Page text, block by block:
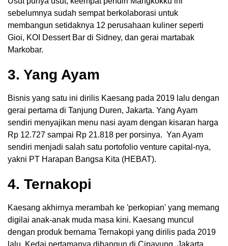
sebelumnya sudah sempat berkolaborasi untuk
membangun setidaknya 12 perusahaan kuliner seperti
Gioi, KOI Dessert Bar di Sidney, dan gerai martabak
Markobar.
3. Yang Ayam
Bisnis yang satu ini dirilis Kaesang pada 2019 lalu dengan
gerai pertama di Tanjung Duren, Jakarta. Yang Ayam
sendiri menyajikan menu nasi ayam dengan kisaran harga
Rp 12.727 sampai Rp 21.818 per porsinya. Yan Ayam
sendiri menjadi salah satu portofolio venture capital-nya,
yakni PT Harapan Bangsa Kita (HEBAT).
4. Ternakopi
Kaesang akhirnya merambah ke 'perkopian' yang memang
digilai anak-anak muda masa kini. Kaesang muncul
dengan produk bernama Ternakopi yang dirilis pada 2019